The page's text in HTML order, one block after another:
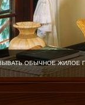
ОБЫЧНОЕ